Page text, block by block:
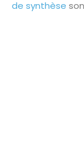
de synthèse